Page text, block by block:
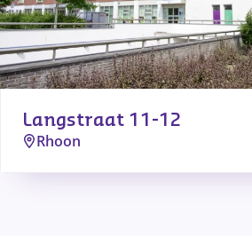
Langstraat 11-12
Rhoon